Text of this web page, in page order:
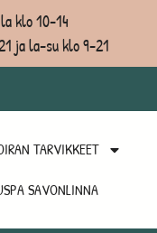
klo 10-14
ja la-su klo 9-21
TARVIKKEET
SAVONLINNA